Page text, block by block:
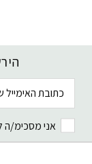
אני מסכימ/ה